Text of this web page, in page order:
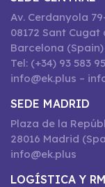
Av. Cerdanyola
08172 Sant Cugat
Barcelona (Spain)
Tel: (+34) 93 583
info@ek.plus –
SEDE MADRID
Plaza de la
28016 Madrid
info@ek.plus
LOGÍSTICA Y